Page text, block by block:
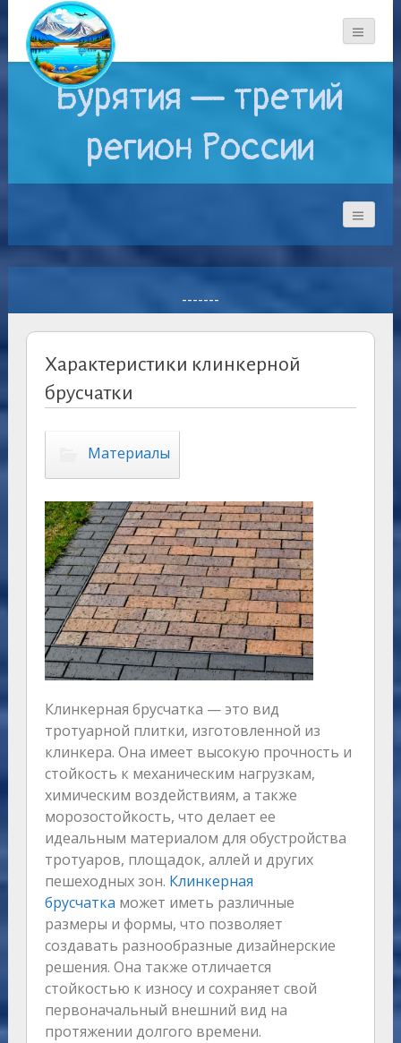
Бурятия — третий
регион России
-------
Характеристики клинкерной
брусчатки
Материалы
Клинкерная брусчатка — это вид
тротуарной плитки, изготовленной из
клинкера. Она имеет высокую прочность и
стойкость к механическим нагрузкам,
химическим воздействиям, а также
морозостойкость, что делает ее
идеальным материалом для обустройства
тротуаров, площадок, аллей и других
пешеходных зон. Клинкерная
брусчатка может иметь различные
размеры и формы, что позволяет
создавать разнообразные дизайнерские
решения. Она также отличается
стойкостью к износу и сохраняет свой
первоначальный внешний вид на
протяжении долгого времени.